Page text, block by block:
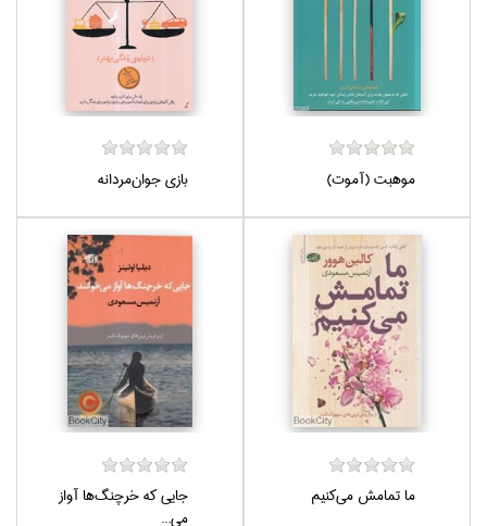
موهبت (آموت) بازي جوان‌مردانه
ما تمامش مي‌كنيم
جايي كه خرچنگ‌ها آواز
مي‌...